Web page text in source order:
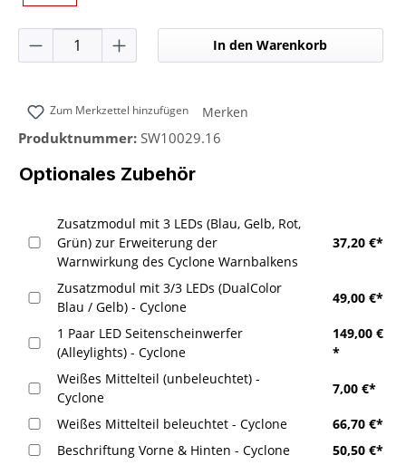
Produkt Anzahl: Gib den gewünschten
In den Warenkorb
Zum Merkzettel hinzufügen Merken
Produktnummer: SW10029.16
Optionales Zubehör
Zusatzmodul mit 3 LEDs (Blau, Gelb, Rot,
Grün) zur Erweiterung der
Warnwirkung des Cyclone Warnbalkens
37,20 €*
Zusatzmodul mit 3/3 LEDs (DualColor
Blau / Gelb) - Cyclone
49,00 €*
1 Paar LED Seitenscheinwerfer
(Alleylights) - Cyclone
149,00 €
*
Weißes Mittelteil (unbeleuchtet) -
Cyclone
7,00 €*
Weißes Mittelteil beleuchtet - Cyclone
66,70 €*
Beschriftung Vorne & Hinten - Cyclone
50,50 €*